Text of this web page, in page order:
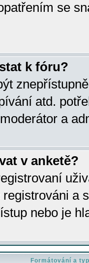
se
k fóru?
atd.
a
v anketě?
a
nebo je
Formátování a